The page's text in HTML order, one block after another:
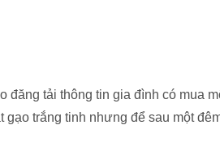
đăng tải thông tin gia đình có mua
gạo trắng tinh nhưng để sau một